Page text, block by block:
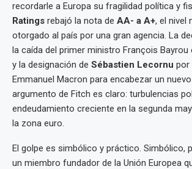
recordarle a Europa su fragilidad política y
Ratings rebajó la nota de AA- a A+, el nivel
otorgado al país por una gran agencia. La
la caída del primer ministro François Bayrou
y la designación de Sébastien Lecornu por
Emmanuel Macron para encabezar un
argumento de Fitch es claro: turbulencias
endeudamiento creciente en la segunda
la zona euro.
El golpe es simbólico y práctico. Simbólico,
un miembro fundador de la Unión Europea